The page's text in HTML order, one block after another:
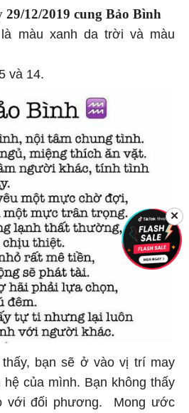
29/12/2019 cung Bảo Bình
màu xanh da trời và màu
và 14.
bạn sẽ ở vào vị trí may
hệ của mình. Bạn không thấy
với đối phương. Mong ước
✕